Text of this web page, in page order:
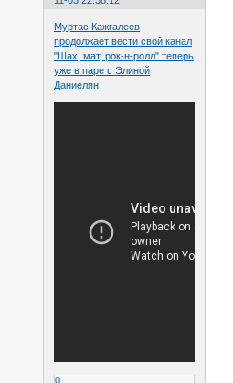
Муртас Кажгалеев
продолжает вести свой канал
"Шах, мат, рок-н-ролл" теперь
уже в паре с Элиной
Даниелян
0